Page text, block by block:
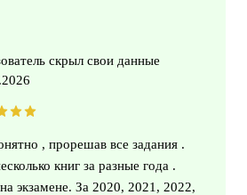
скрыл свои данные
, прорешав все задания .
книг за разные года .
экзамене. За 2020, 2021, 2022,